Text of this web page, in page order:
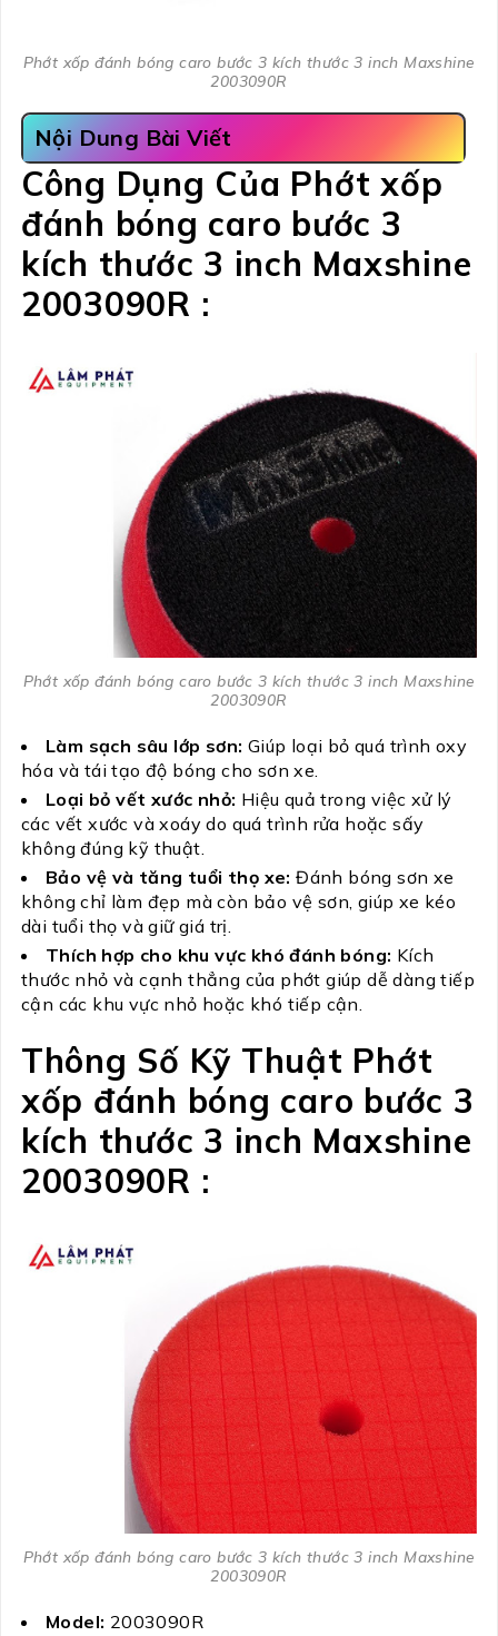
Phớt xốp đánh bóng caro bước 3 kích thước 3 inch Maxshine
2003090R
Nội Dung Bài Viết
Công Dụng Của Phớt xốp
đánh bóng caro bước 3
kích thước 3 inch Maxshine
2003090R :
Phớt xốp đánh bóng caro bước 3 kích thước 3 inch Maxshine
2003090R
Làm sạch sâu lớp sơn: Giúp loại bỏ quá trình oxy
hóa và tái tạo độ bóng cho sơn xe.
Loại bỏ vết xước nhỏ: Hiệu quả trong việc xử lý
các vết xước và xoáy do quá trình rửa hoặc sấy
không đúng kỹ thuật.
Bảo vệ và tăng tuổi thọ xe: Đánh bóng sơn xe
không chỉ làm đẹp mà còn bảo vệ sơn, giúp xe kéo
dài tuổi thọ và giữ giá trị.
Thích hợp cho khu vực khó đánh bóng: Kích
thước nhỏ và cạnh thẳng của phớt giúp dễ dàng tiếp
cận các khu vực nhỏ hoặc khó tiếp cận.
Thông Số Kỹ Thuật Phớt
xốp đánh bóng caro bước 3
kích thước 3 inch Maxshine
2003090R :
Phớt xốp đánh bóng caro bước 3 kích thước 3 inch Maxshine
2003090R
Model: 2003090R